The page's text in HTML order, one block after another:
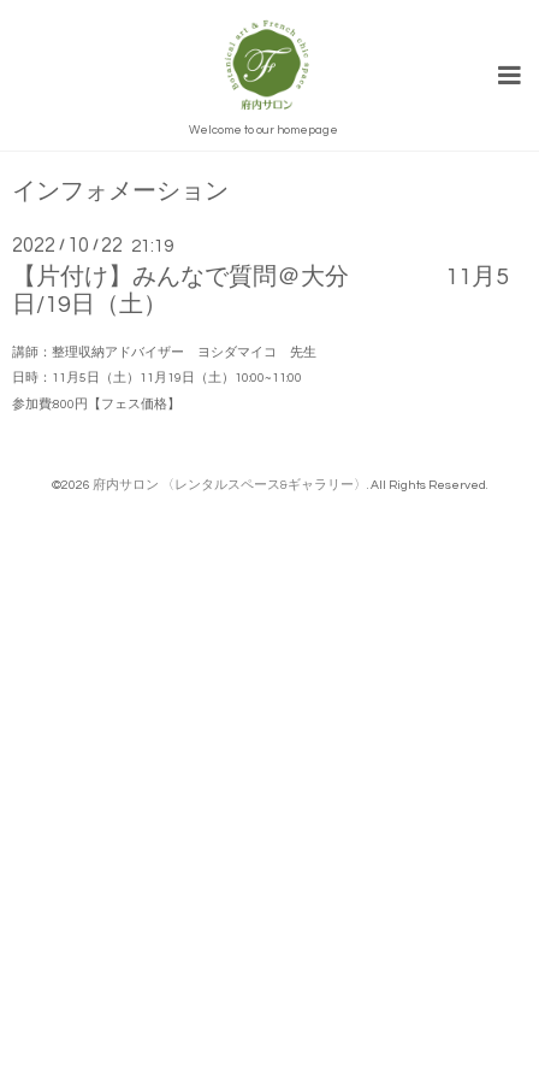
Welcome to our homepage
インフォメーション
2022 / 10 / 22 21:19
【片付け】みんなで質問＠大分 11月5
日/19日（土）
講師：整理収納アドバイザー ヨシダマイコ 先生
日時：11月5日（土）11月19日（土）10:00~11:00
参加費:800円【フェス価格】
©2026 府内サロン 〈レンタルスペース&ギャラリー〉 . All Rights Reserved.